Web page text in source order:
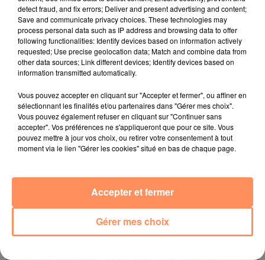
23 juin 2026
Les Sunset Live des Terrasses 2026
detect fraud, and fix errors; Deliver and present advertising and content;
Save and communicate privacy choices. These technologies may
process personal data such as IP address and browsing data to offer
following functionalities: Identify devices based on information actively
requested; Use precise geolocation data; Match and combine data from
other data sources; Link different devices; Identify devices based on
information transmitted automatically.
Vous pouvez accepter en cliquant sur "Accepter et fermer", ou affiner en
sélectionnant les finalités et/ou partenaires dans "Gérer mes choix".
Vous pouvez également refuser en cliquant sur "Continuer sans
accepter". Vos préférences ne s'appliqueront que pour ce site. Vous
pouvez mettre à jour vos choix, ou retirer votre consentement à tout
moment via le lien "Gérer les cookies" situé en bas de chaque page.
Gérer mes choix
Accepter et fermer